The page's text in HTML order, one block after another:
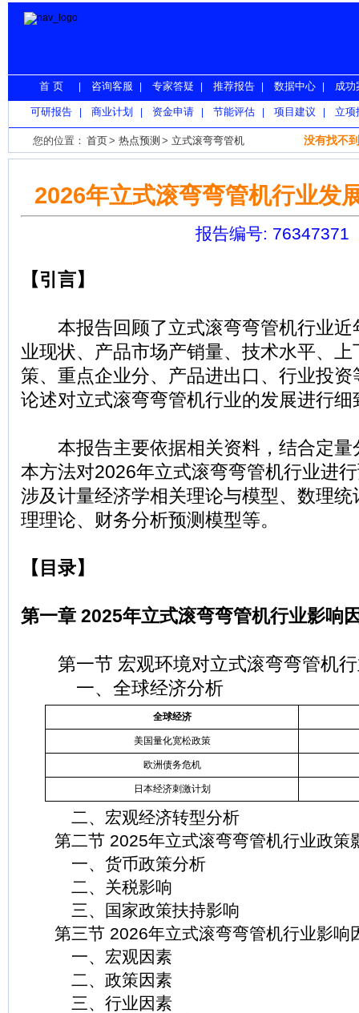
首 页 咨询客服 专家答疑 推荐报告 数据中心 成功
可研报告 商业计划 资金申请 节能评估 项目建议 立项
您的位置： 首页> 热点预测 > 立式滚弯弯管机 没有找不
2026年立式滚弯弯管机行业发
报告编号: 76347371
【引言】
本报告回顾了立式滚弯弯管机行业近
业现状、产品市场产销量、技术水平、
策、重点企业分、产品进出口、行业投
论述对立式滚弯弯管机行业的发展进行细
本报告主要依据相关资料，结合定量
本方法对2026年立式滚弯弯管机行业进
涉及计量经济学相关理论与模型、数理
理理论、财务分析预测模型等。
【目录】
第一章 2025年立式滚弯弯管机行业影响
第一节 宏观环境对立式滚弯弯管机行
一、全球经济分析
全球经济
美国量化宽松政策
欧洲债务危机
日本经济刺激计划
二、宏观经济转型分析
第二节 2025年立式滚弯弯管机行业政策
一、货币政策分析
二、关税影响
三、国家政策扶持影响
第三节 2026年立式滚弯弯管机行业影响
一、宏观因素
二、政策因素
三、行业因素